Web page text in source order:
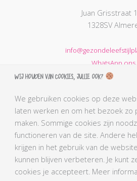
Juan Grisstraat
1328SV
WhatsApp ons
KVK nummer:
AGB-code Praktijk:
AGB-code Zorgverlener
Kabiz registratienummer:
BLCN lidnummer:
BGN lidnummer
Wij houden van cookies, jullie ook?
We gebruiken cookies op deze
laten werken en om het bezoek zo
maken. Sommige cookies zijn
functioneren van de site. Andere
krijgen in het gebruik van de
kunnen blijven verbeteren. Je kunt
cookies je accepteert. Meer